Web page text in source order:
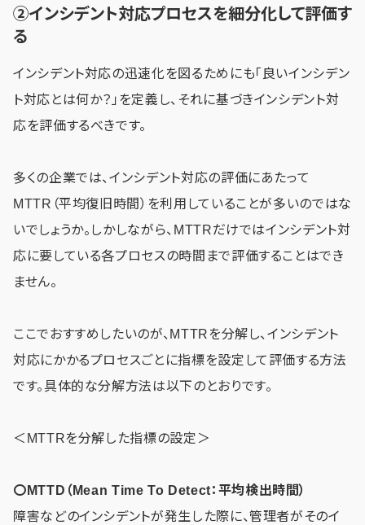
②インシデント対応プロセスを細分化して評価す
る
インシデント対応の迅速化を図るためにも「良いインシデン
ト対応とは何か？」を定義し、それに基づきインシデント対
応を評価するべきです。
多くの企業では、インシデント対応の評価にあたって
MTTR（平均復旧時間）を利用していることが多いのではな
いでしょうか。しかしながら、MTTRだけではインシデント対
応に要している各プロセスの時間まで評価することはでき
ません。
ここでおすすめしたいのが、MTTRを分解し、インシデント
対応にかかるプロセスごとに指標を設定して評価する方法
です。具体的な分解方法は以下のとおりです。
＜MTTRを分解した指標の設定＞
〇MTTD（Mean Time To Detect：平均検出時間）
障害などのインシデントが発生した際に、管理者がそのイ